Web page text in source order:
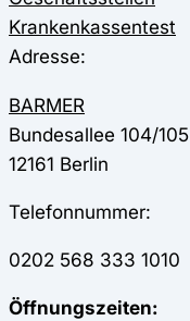
Krankenkassentest
Adresse:
BARMER
Bundesallee 104/105
12161 Berlin
Telefonnummer:
0202 568 333 1010
Öffnungszeiten: